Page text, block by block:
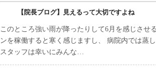
【院長ブログ】見えるって大切ですよね
このところ強い雨が降ったりして6月を感じさせ
ンを稼働すると寒く感じますし、 病院内では蒸
スタッフは幸いにみんな…